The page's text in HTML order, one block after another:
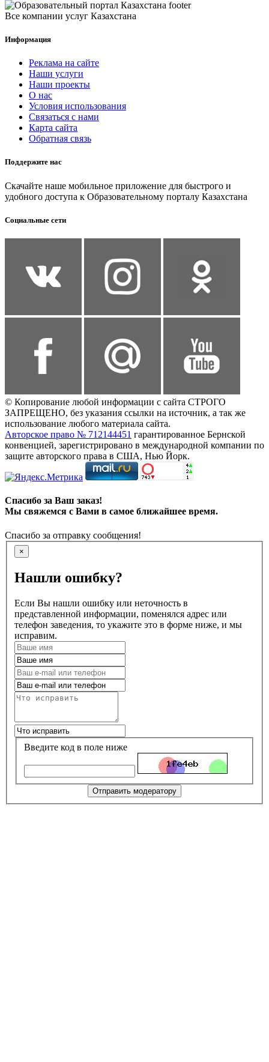
Все компании услуг Казахстана
Информация
Реклама на сайте
Наши услуги
Наши проекты
О нас
Условия использования
Связаться с нами
Карта сайта
Обратная связь
Поддержите нас
Скачайте наше мобильное приложение для быстрого и
удобного доступа к Образовательному порталу Казахстана
Социальные сети
© Копирование любой информации с сайта СТРОГО
ЗАПРЕЩЕНО, без указания ссылки на источник, а так же
использование любого материала сайта.
Авторское право № 712144451 гарантированное Бернской
конвенцией, зарегистрировано в международной компании по
защите авторского права в США, Нью Йорк.
Спасибо за Ваш заказ!
Мы свяжемся с Вами в самое ближайшее время.
Спасибо за отправку сообщения!
×
Нашли ошибку?
Если Вы нашли ошибку или неточность в
представленной информации, поменялся адрес или
телефон заведения, то укажите это в форме ниже, и мы
исправим.
Введите код в поле ниже
Отправить модератору